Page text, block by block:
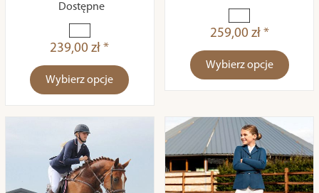
Dostępne
239,00 zł *
Wybierz opcje
259,00 zł *
Wybierz opcje